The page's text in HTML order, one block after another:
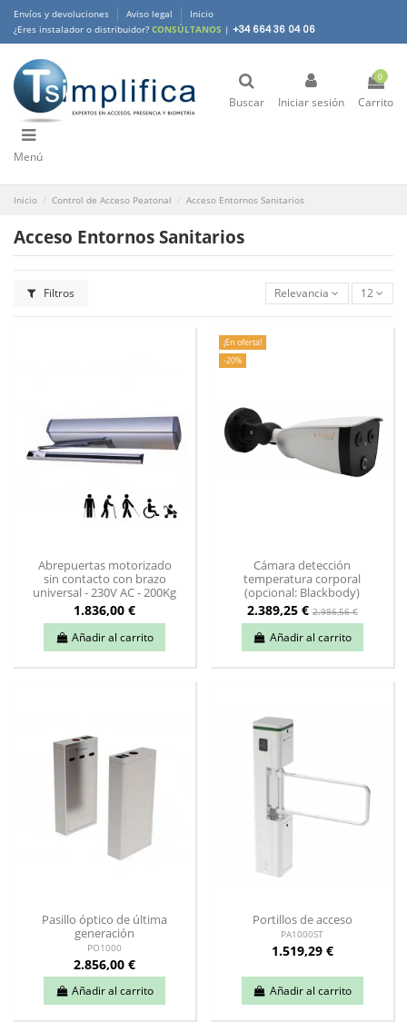
Envíos y devoluciones Aviso legal
Inicio
¿Eres instalador o distribuidor? CONSÚLTANOS | +34 664 36 04 06
Buscar Iniciar sesión
0
Carrito
Menú
Inicio Control de Acceso Peatonal Acceso Entornos Sanitarios
Acceso Entornos Sanitarios
Filtros Relevancia 12
Abrepuertas motorizado
sin contacto con brazo
universal - 230V AC - 200Kg
1.836,00 €
Añadir al carrito
¡En oferta!
-20%
Cámara detección
temperatura corporal
(opcional: Blackbody)
2.389,25 €2.986,56 €
Añadir al carrito
Pasillo óptico de última
generación
PO1000
2.856,00 €
Añadir al carrito
Portillos de acceso
PA1000ST
1.519,29 €
Añadir al carrito